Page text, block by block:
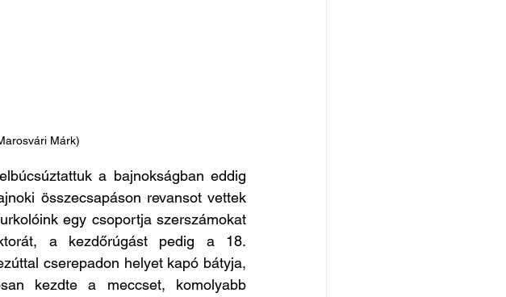
Márk)
a bajnokságban eddig
összecsapáson revansot vettek
egy csoportja szerszámokat
a kezdőrúgást pedig a 18.
cserepadon helyet kapó bátyja,
kezdte a meccset, komolyabb